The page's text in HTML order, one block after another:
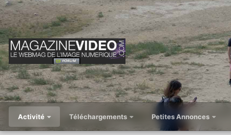
Activité Téléchargements Petites Annonces